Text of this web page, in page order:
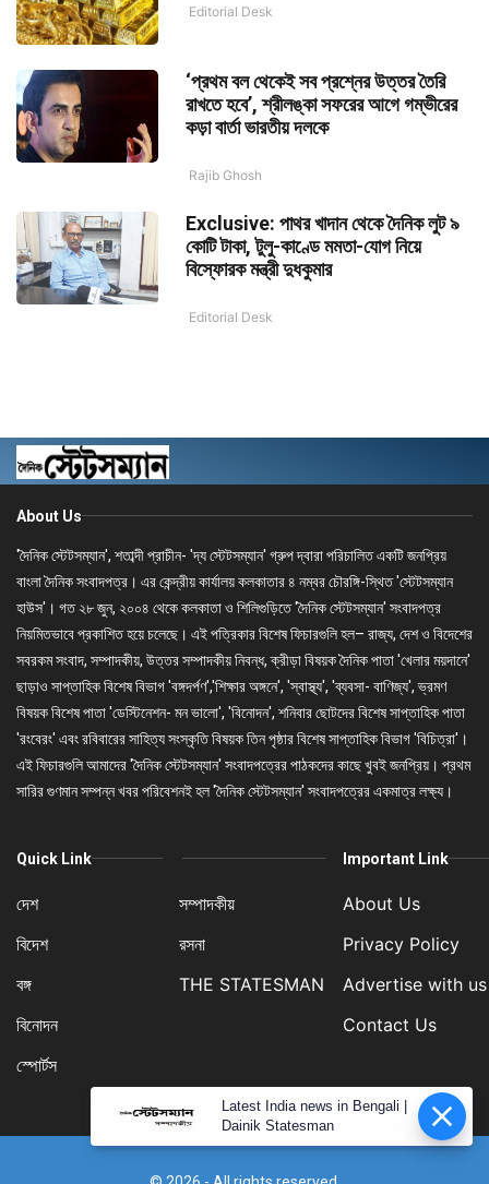
Editorial Desk
‘প্রথম বল থেকেই সব প্রশ্নের উত্তর তৈরি
রাখতে হবে’, শ্রীলঙ্কা সফরের আগে গম্ভীরের
কড়া বার্তা ভারতীয় দলকে
Rajib Ghosh
Exclusive: পাথর খাদান থেকে দৈনিক লুট ৯
কোটি টাকা, টুলু-কাণ্ডে মমতা-যোগ নিয়ে
বিস্ফোরক মন্ত্রী দুধকুমার
Editorial Desk
About Us
'দৈনিক স্টেটসম্যান', শতাব্দী প্রাচীন- 'দ্য স্টেটসম্যান' গ্রুপ দ্বারা পরিচালিত একটি জনপ্রিয়
বাংলা দৈনিক সংবাদপত্র। এর কেন্দ্রীয় কার্যালয় কলকাতার ৪ নম্বর চৌরঙ্গি-স্থিত 'স্টেটসম্যান
হাউস'। গত ২৮ জুন, ২০০৪ থেকে কলকাতা ও শিলিগুড়িতে 'দৈনিক স্টেটসম্যান' সংবাদপত্র
নিয়মিতভাবে প্রকাশিত হয়ে চলেছে। এই পত্রিকার বিশেষ ফিচারগুলি হল– রাজ্য, দেশ ও বিদেশের
সবরকম সংবাদ, সম্পাদকীয়, উত্তর সম্পাদকীয় নিবন্ধ, ক্রীড়া বিষয়ক দৈনিক পাতা 'খেলার ময়দানে'
ছাড়াও সাপ্তাহিক বিশেষ বিভাগ 'বঙ্গদর্পণ','শিক্ষার অঙ্গনে', 'স্বাস্থ্য', 'ব্যবসা- বাণিজ্য', ভ্রমণ
বিষয়ক বিশেষ পাতা 'ডেস্টিনেশন- মন ভালো', 'বিনোদন', শনিবার ছোটদের বিশেষ সাপ্তাহিক পাতা
'রংবেরং' এবং রবিবারের সাহিত্য সংস্কৃতি বিষয়ক তিন পৃষ্ঠার বিশেষ সাপ্তাহিক বিভাগ 'বিচিত্রা'।
এই ফিচারগুলি আমাদের 'দৈনিক স্টেটসম্যান' সংবাদপত্রের পাঠকদের কাছে খুবই জনপ্রিয়। প্রথম
সারির গুণমান সম্পন্ন খবর পরিবেশনই হল 'দৈনিক স্টেটসম্যান' সংবাদপত্রের একমাত্র লক্ষ্য।
Quick Link
দেশ
বিদেশ
বঙ্গ
বিনোদন
স্পোর্টস
সম্পাদকীয়
রসনা
THE STATESMAN
Important Link
About Us
Privacy Policy
Advertise with us
Contact Us
Latest India news in Bengali |
Dainik Statesman